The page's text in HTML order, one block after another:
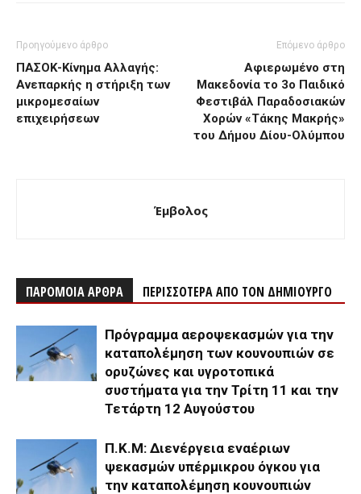
Προηγούμενο άρθρο
ΠΑΣΟΚ-Κίνημα Αλλαγής:
Ανεπαρκής η στήριξη των
μικρομεσαίων
επιχειρήσεων
Επόμενο άρθρο
Αφιερωμένο στη
Μακεδονία το 3ο Παιδικό
Φεστιβάλ Παραδοσιακών
Χορών «Τάκης Μακρής»
του Δήμου Δίου-Ολύμπου
Έμβολος
ΠΑΡΟΜΟΙΑ ΑΡΘΡΑ ΠΕΡΙΣΣΟΤΕΡΑ ΑΠΟ ΤΟΝ ΔΗΜΙΟΥΡΓΟ
Πρόγραμμα αεροψεκασμών για την
καταπολέμηση των κουνουπιών σε
ορυζώνες και υγροτοπικά
συστήματα για την Τρίτη 11 και την
Τετάρτη 12 Αυγούστου
Π.Κ.Μ: Διενέργεια εναέριων
ψεκασμών υπέρμικρου όγκου για
την καταπολέμηση κουνουπιών